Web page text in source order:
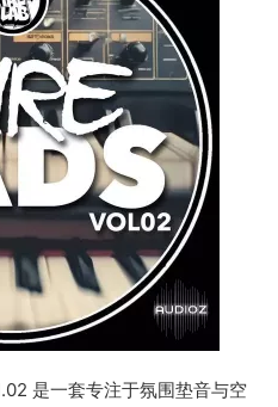
是一套专注于氛围垫音与空